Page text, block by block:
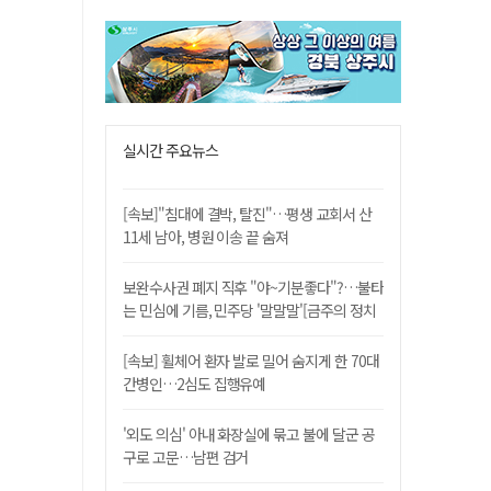
실시간 주요뉴스
[속보]"침대에 결박, 탈진"…평생 교회서 산
11세 남아, 병원 이송 끝 숨져
보완수사권 폐지 직후 "야~기분좋다"?…불타
는 민심에 기름, 민주당 '말말말'[금주의 정치
[속보] 휠체어 환자 발로 밀어 숨지게 한 70대
간병인…2심도 집행유예
'외도 의심' 아내 화장실에 묶고 불에 달군 공
구로 고문…남편 검거